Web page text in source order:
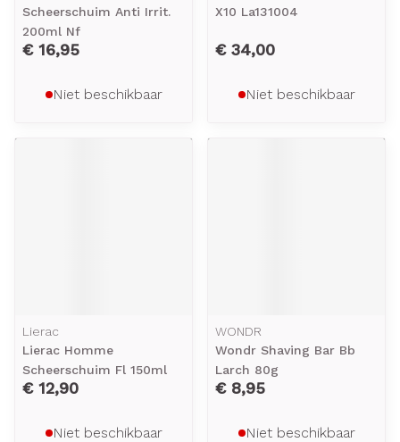
Scheerschuim Anti Irrit.
200ml Nf
€ 16,95
Niet beschikbaar
X10 La131004
€ 34,00
Niet beschikbaar
Lierac
Lierac Homme
Scheerschuim Fl 150ml
€ 12,90
Niet beschikbaar
WONDR
Wondr Shaving Bar Bb
Larch 80g
€ 8,95
Niet beschikbaar